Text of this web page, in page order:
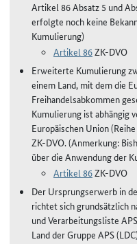
Artikel 86 Absatz 5 und
erfolgte noch keine
Kumulierung)
Artikel 86ZK-DVO
Erweiterte Kumulierung
einem Land, mit dem die
Freihandelsabkommen
Kumulierung ist abhängig
Europäischen Union
ZK-DVO. (Anmerkung:
über die Anwendung der
Artikel 86ZK-DVO
Der Ursprungserwerb in
richtet sich grundsätzlich
und Verarbeitungsliste
Land der Gruppe APS